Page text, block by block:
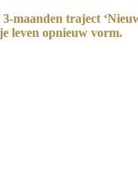
traject
leven opnieuw vorm.